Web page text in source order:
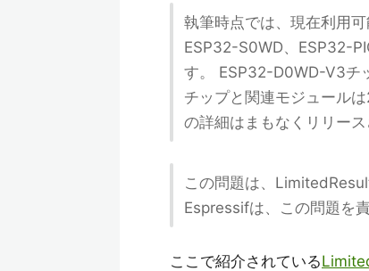
執筆時点では、現在利用
ESP32-S0WD、ESP32-
す。 ESP32-D0WD-V3チ
チップと関連モジュール
の詳細はまもなくリリース
この問題は、
Espressifは、この問題を
ここで紹介されている